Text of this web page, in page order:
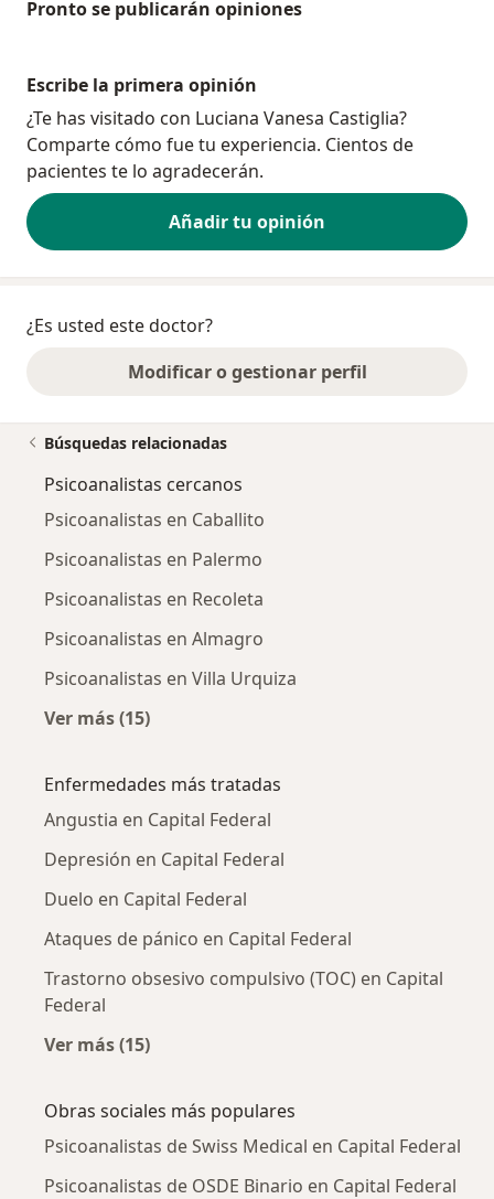
Pronto se publicarán opiniones
Escribe la primera opinión
¿Te has visitado con Luciana Vanesa Castiglia?
Comparte cómo fue tu experiencia. Cientos de
pacientes te lo agradecerán.
Añadir tu opinión
¿Es usted este doctor?
Modificar o gestionar perfil
Búsquedas relacionadas
Psicoanalistas cercanos
Psicoanalistas en Caballito
Psicoanalistas en Palermo
Psicoanalistas en Recoleta
Psicoanalistas en Almagro
Psicoanalistas en Villa Urquiza
Ver más (15)
Enfermedades más tratadas
Angustia en Capital Federal
Depresión en Capital Federal
Duelo en Capital Federal
Ataques de pánico en Capital Federal
Trastorno obsesivo compulsivo (TOC) en Capital
Federal
Ver más (15)
Obras sociales más populares
Psicoanalistas de Swiss Medical en Capital Federal
Psicoanalistas de OSDE Binario en Capital Federal